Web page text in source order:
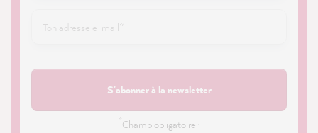
S'abonner à la newsletter
Champ obligatoire ·